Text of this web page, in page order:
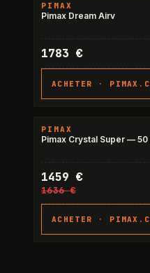
PIMAX
Pimax Dream Airv
1783 €
ACHETER ·
PIMAX
Pimax Crystal Super — 50
1459 €
1636 €
ACHETER ·